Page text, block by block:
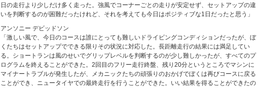
日の走行より少しだけ多く走った。強風でコーナーごとの走りが安定せず、セットアップの違
いを判断するのが困難だったけれど、それを考えても今日はポジティブな1日だったと思う」
アンソニー デビッドソン
「激しい風で、今日のコースは誰にとっても難しいドライビングコンディションだったが、ぼ
くたちはセットアップでできる限りその状況に対応した。長距離走行の結果には満足してい
る。ショートランは風のせいでグリップレベルを判断するのが少し難しかったが、すべてのプ
ログラムを終えることができた。2回目のフリー走行終盤、残り20分というところでマシンに
マイナートラブルが発生したが、メカニックたちの頑張りのおかげでぼくは再びコースに戻る
ことができ、ニュータイヤでの最終走行を行うことができた。いい結果を得ることができたの